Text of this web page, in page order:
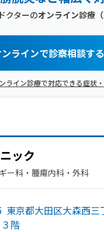
クターのオンライン診療
ラインで診察相談する
ライン診療で対応できる症状
ック
ー科・​腫瘍内科・外科
東京都大田区大森西三
階